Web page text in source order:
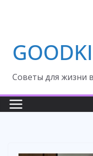
Cоветы для жизни